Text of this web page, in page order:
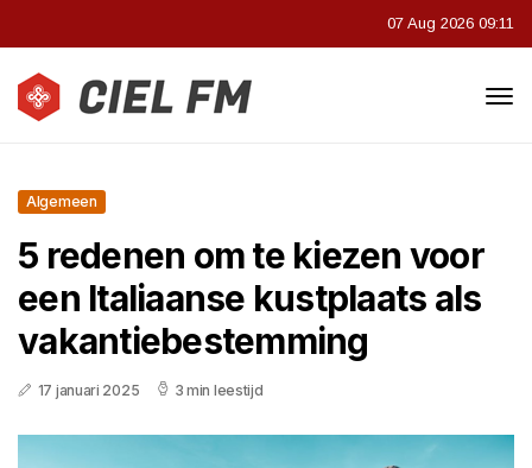
07 Aug 2026 09:11
Algemeen
5 redenen om te kiezen voor
een Italiaanse kustplaats als
vakantiebestemming
17 januari 2025 3 min leestijd